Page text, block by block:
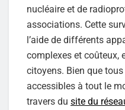
nucléaire et de
associations. Cette
l’aide de différents
complexes et coûteux,
citoyens. Bien que
accessibles à tout le
travers du site du